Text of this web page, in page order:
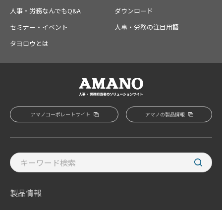
人事・労務なんでもQ&A
ダウンロード
セミナー・イベント
人事・労務の注目用語
タヨロウとは
アマノコーポレートサイト アマノの製品情報
製品情報